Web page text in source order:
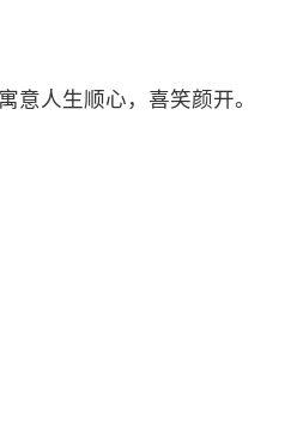
意人生顺心，喜笑颜开。